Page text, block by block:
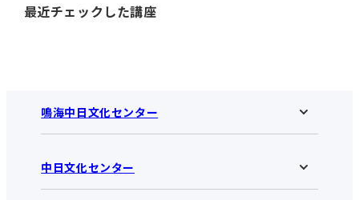
最近チェックした講座
鳴海中日文化センター
鳴海中日文化センターHOME
お知らせ
中日文化センター